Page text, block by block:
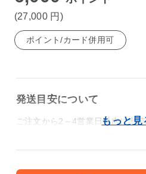
(27,000 円 )
ポイント/カード併用可
発送目安について
ご注文から2～4営業日以内に出荷